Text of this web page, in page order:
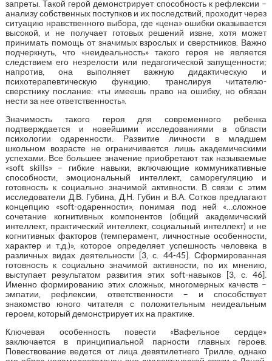
запреты. Такой герой демонстрирует способность к рефлексии –
анализу собственных поступков и их последствий, проходит через
ситуацию нравственного выбора, где «цена» ошибки оказывается
высокой, и не получает готовых решений извне, хотя может
принимать помощь от значимых взрослых и сверстников. Важно
подчеркнуть, что «неидеальность» такого героя не является
следствием его незрелости или педагогической запущенности;
напротив, она выполняет важную дидактическую и
психотерапевтическую функцию, транслируя читателю-
сверстнику послание: «ты имеешь право на ошибку, но обязан
нести за нее ответственность».
Значимость такого героя для современного ребенка
подтверждается и новейшими исследованиями в области
психологии одаренности. Развитие личности в младшем
школьном возрасте не ограничивается лишь академическими
успехами. Все большее значение приобретают так называемые
«soft skills» – гибкие навыки, включающие коммуникативные
способности, эмоциональный интеллект, саморегуляцию и
готовность к социально значимой активности. В связи с этим
исследователи Д.В. Губина, Д.Н. Губин и В.А. Сотков предлагают
концепцию «soft-одаренности», понимая под ней «…сложное
сочетание когнитивных компонентов (общий академический
интеллект, практический интеллект, социальный интеллект) и не
когнитивных факторов (темперамент, личностные особенности,
характер и т.д.)», которое определяет успешность человека в
различных видах деятельности [3, с. 44-45]. Сформированная
готовность к социально значимой активности, по их мнению,
выступает результатом развития этих soft-навыков [3, с. 46].
Именно формированию этих сложных, многомерных качеств –
эмпатии, рефлексии, ответственности – и способствует
знакомство юного читателя с положительным неидеальным
героем, который демонстрирует их на практике.
Ключевая особенность повести «Вафельное сердце»
заключается в принципиальной парности главных героев.
Повествование ведется от лица девятилетнего Трилле, однако